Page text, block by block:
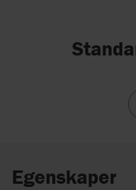
Egenskaper